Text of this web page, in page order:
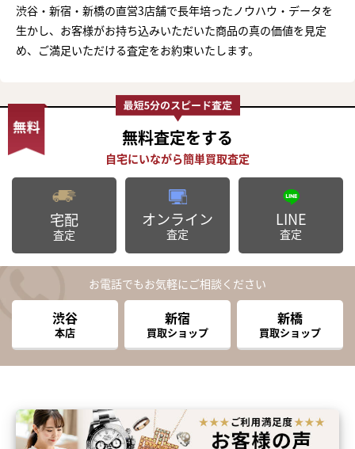
渋谷・新宿・新橋の直営3店舗で長年培ったノウハウ・データを
生かし、お客様がお持ち込みいただいた商品の真の価値を見定
め、ご満足いただける査定をお約束いたします。
無料査定をする
宅配
査定
オンライン
査定
LINE
査定
お電話でもお気軽にご相談ください
渋谷
本店
新宿
買取ショップ
新橋
買取ショップ